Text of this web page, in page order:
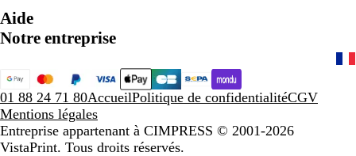
Aide
Notre entreprise
01 88 24 71 80AccueilPolitique de confidentialitéCGV
Mentions légales
Entreprise appartenant à CIMPRESS © 2001-2026
VistaPrint. Tous droits réservés.